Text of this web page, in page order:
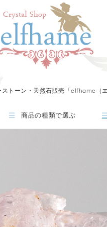
トーン・天然石販売「elfhame（
商品の種類で選ぶ